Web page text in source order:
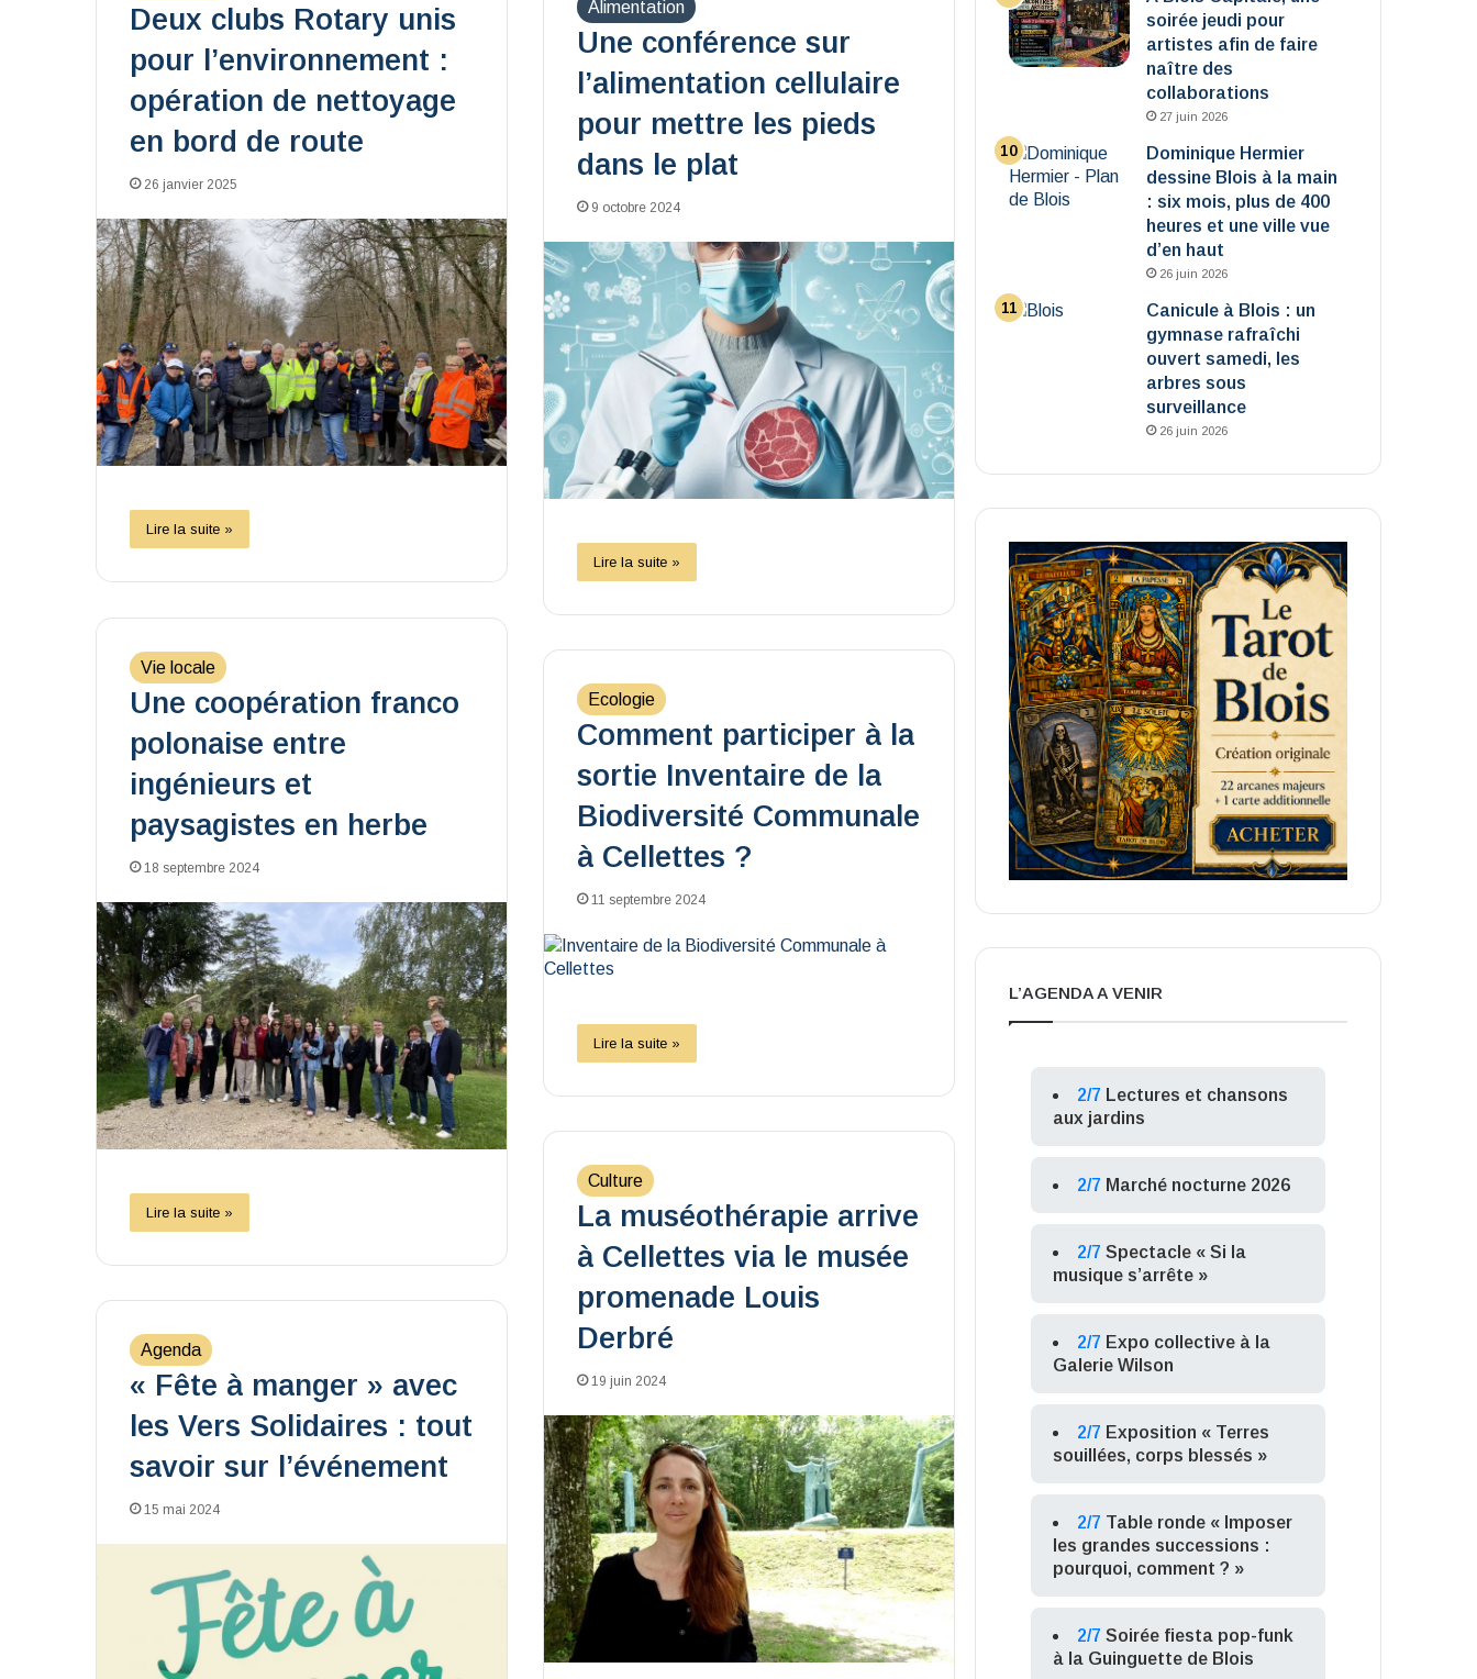
Deux clubs Rotary unis
pour l’environnement :
opération de nettoyage
en bord de route
26 janvier 2025
Lire la suite »
Alimentation
Une conférence sur
l’alimentation cellulaire
pour mettre les pieds
dans le plat
9 octobre 2024
Lire la suite »
Vie locale
Une coopération franco
polonaise entre
ingénieurs et
paysagistes en herbe
18 septembre 2024
Lire la suite »
Ecologie
Comment participer à la
sortie Inventaire de la
Biodiversité Communale
à Cellettes ?
11 septembre 2024
Lire la suite »
Culture
La muséothérapie arrive
à Cellettes via le musée
promenade Louis
Derbré
19 juin 2024
Agenda
« Fête à manger » avec
les Vers Solidaires : tout
savoir sur l’événement
15 mai 2024
soirée jeudi pour
artistes afin de faire
naître des
collaborations
27 juin 2026
Dominique Hermier
dessine Blois à la main
: six mois, plus de 400
heures et une ville vue
d’en haut
26 juin 2026
Canicule à Blois : un
gymnase rafraîchi
ouvert samedi, les
arbres sous
surveillance
26 juin 2026
L’AGENDA A VENIR
2/7 Lectures et chansons
aux jardins
2/7 Marché nocturne 2026
2/7 Spectacle « Si la
musique s’arrête »
2/7 Expo collective à la
Galerie Wilson
2/7 Exposition « Terres
souillées, corps blessés »
2/7 Table ronde « Imposer
les grandes successions :
pourquoi, comment ? »
2/7 Soirée fiesta pop-funk
à la Guinguette de Blois